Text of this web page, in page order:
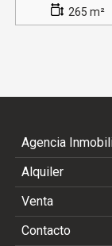
265 m²
Agencia
Alquiler
Venta
Contacto